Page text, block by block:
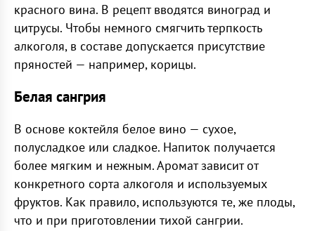
красного вина. В рецепт вводятся виноград и
цитрусы. Чтобы немного смягчить терпкость
алкоголя, в составе допускается присутствие
пряностей — например, корицы.
Белая сангрия
В основе коктейля белое вино — сухое,
полусладкое или сладкое. Напиток получается
более мягким и нежным. Аромат зависит от
конкретного сорта алкоголя и используемых
фруктов. Как правило, используются те, же плоды,
что и при приготовлении тихой сангрии.